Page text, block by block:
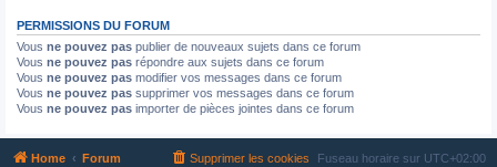
PERMISSIONS DU FORUM
Vous ne pouvez pas publier de nouveaux sujets dans ce forum
Vous ne pouvez pas répondre aux sujets dans ce forum
Vous ne pouvez pas modifier vos messages dans ce forum
Vous ne pouvez pas supprimer vos messages dans ce forum
Vous ne pouvez pas importer de pièces jointes dans ce forum
Home Forum Fuseau horaire sur UTC+02:00
Supprimer les cookies